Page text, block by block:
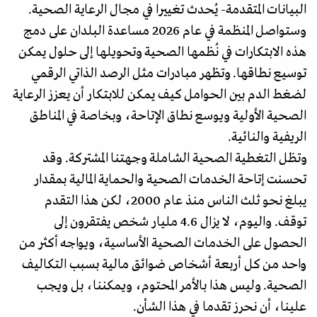
البيانات المتقدمة- يُحدث تغييرا في مجال الرعاية الصحية.
وستواصل المنظمة في عام 2026 مساعدة البلدان على دمج
هذه الابتكارات في نُظمها الصحية وتحويلها إلى حلول يمكن
توسيع نطاقها. وتظهر مبادرات مثل الرصد الذاتي الرقمي
لضغط الدم بين الحوامل كيف يمكن للابتكار أن يعزز الرعاية
الصحية الأولية ويوسع نطاق الإتاحة، وبخاصة في المناطق
الريفية والنائية.
وتظل التغطية الصحية الشاملة وجهتنا المشتركة. وقد
تحسنت إتاحة الخدمات الصحية والحماية المالية بمقدار
يبلغ نحو ثلث الناس منذ عام 2000، لكن هذا التقدم
توقف. واليوم، لا يزال 4.6 مليار شخص يفتقرون إلى
الحصول على الخدمات الصحية الأساسية، ويواجه أكثر من
واحد من كل أربعة أشخاص ضوائق مالية بسبب التكاليف
الصحية. وليس هذا بالأمر المحتوم، ويمكننا، بل ويجب
علينا، أن نحرز تقدما في هذا الشأن.